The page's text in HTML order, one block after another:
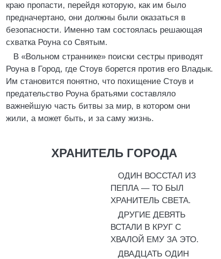
краю пропасти, перейдя которую, как им было
предначертано, они должны были оказаться в
безопасности. Именно там состоялась решающая
схватка Роуна со Святым.
В «Вольном страннике» поиски сестры приводят
Роуна в Город, где Стоув борется против его Владык.
Им становится понятно, что похищение Стоув и
предательство Роуна братьями составляло
важнейшую часть битвы за мир, в котором они
жили, а может быть, и за саму жизнь.
ХРАНИТЕЛЬ ГОРОДА
ОДИН ВОССТАЛ ИЗ
ПЕПЛА — ТО БЫЛ
ХРАНИТЕЛЬ СВЕТА.
ДРУГИЕ ДЕВЯТЬ
ВСТАЛИ В КРУГ С
ХВАЛОЙ ЕМУ ЗА ЭТО.
ДВАДЦАТЬ ОДИН